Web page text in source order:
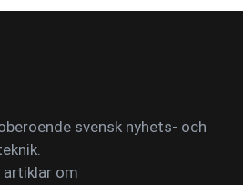
svensk nyhets- och
artiklar om